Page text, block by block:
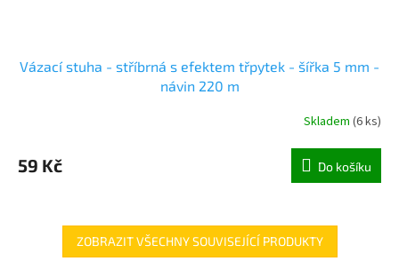
Vázací stuha - stříbrná s efektem třpytek - šířka 5 mm -
návin 220 m
Skladem (6 ks)
59 Kč Do košíku
ZOBRAZIT VŠECHNY SOUVISEJÍCÍ PRODUKTY